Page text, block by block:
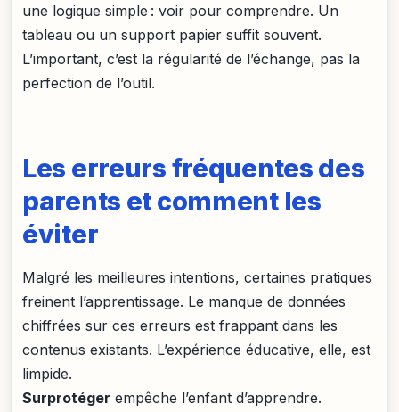
une logique simple : voir pour comprendre. Un
tableau ou un support papier suffit souvent.
L’important, c’est la régularité de l’échange, pas la
perfection de l’outil.
Les erreurs fréquentes des
parents et comment les
éviter
Malgré les meilleures intentions, certaines pratiques
freinent l’apprentissage. Le manque de données
chiffrées sur ces erreurs est frappant dans les
contenus existants. L’expérience éducative, elle, est
limpide.
Surprotéger empêche l’enfant d’apprendre.